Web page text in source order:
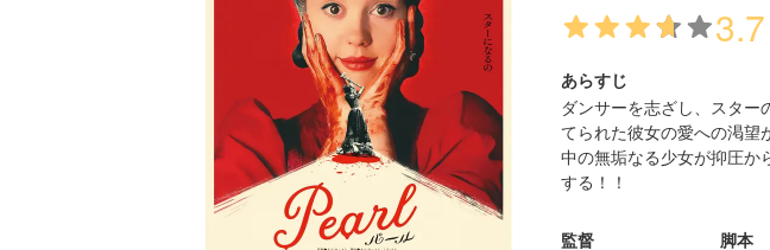
3.7
あらすじ
ダンサーを志ざし、スター
てられた彼女の愛への渇
中の無垢なる少女が抑圧か
する！！
監督 脚本